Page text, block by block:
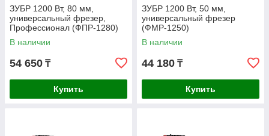
ЗУБР 1200 Вт, 80 мм,
универсальный фрезер,
Профессионал (ФПР-1280)
В наличии
54 650 ₸
Купить
ЗУБР 1200 Вт, 50 мм,
универсальный фрезер
(ФМР-1250)
В наличии
44 180 ₸
Купить